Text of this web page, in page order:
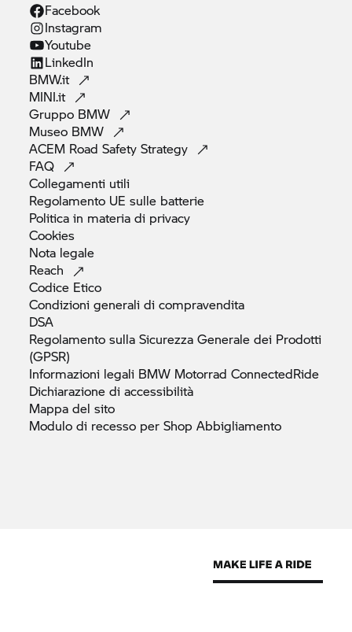
Facebook
Instagram
Youtube
LinkedIn
BMW.it
MINI.it
Gruppo BMW
Museo BMW
ACEM Road SafetyStrategy
FAQ
Collegamenti utili
Regolamento UE sulle batterie
Politica in materia di privacy
Cookies
Nota legale
Reach
Codice Etico
Condizioni generali dicompravendita
DSA
Regolamento sulla Sicurezza Generale dei Prodotti
(GPSR)
Informazioni legali BMW Motorrad ConnectedRide
Dichiarazione diaccessibilità
Mappa delsito
Modulo di recesso per ShopAbbigliamento